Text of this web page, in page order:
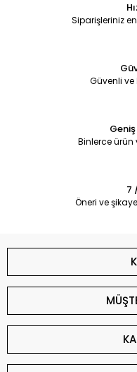
Siparişleriniz
Güvenli
Binlerce
7
Öneri ve